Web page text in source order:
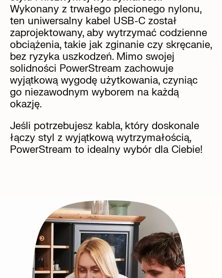
Wykonany z trwałego plecionego nylonu,
ten uniwersalny kabel USB-C został
zaprojektowany, aby wytrzymać codzienne
obciążenia, takie jak zginanie czy skręcanie,
bez ryzyka uszkodzeń. Mimo swojej
solidności PowerStream zachowuje
wyjątkową wygodę użytkowania, czyniąc
go niezawodnym wyborem na każdą
okazję.
Jeśli potrzebujesz kabla, który doskonale
łączy styl z wyjątkową wytrzymałością,
PowerStream to idealny wybór dla Ciebie!